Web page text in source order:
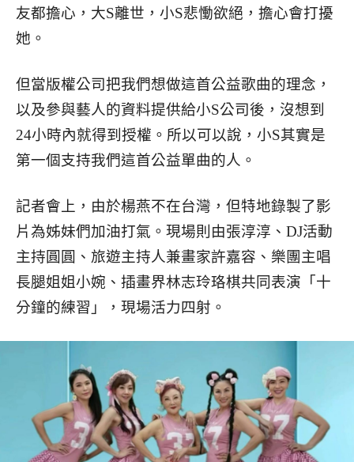
友都擔心，大S離世，小S悲慟欲絕，擔心會打擾
她。
但當版權公司把我們想做這首公益歌曲的理念，
以及參與藝人的資料提供給小S公司後，沒想到
24小時內就得到授權。所以可以說，小S其實是
第一個支持我們這首公益單曲的人。
記者會上，由於楊燕不在台灣，但特地錄製了影
片為姊妹們加油打氣。現場則由張淳淳、DJ活動
主持圓圓、旅遊主持人兼畫家許嘉容、樂團主唱
長腿姐姐小婉、插畫界林志玲珞棋共同表演「十
分鐘的練習」，現場活力四射。